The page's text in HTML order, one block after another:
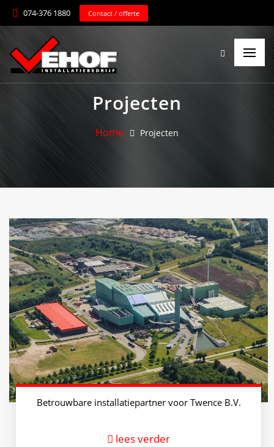
074-376 1880 Contact / offerte
Projecten
Home Projecten
Betrouwbare installatiepartner voor Twence B.V.
lees verder